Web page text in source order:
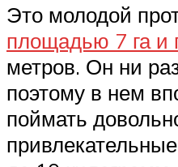
Это молодой
площадью 7 га и
метров. Он ни
поэтому в нем
поймать